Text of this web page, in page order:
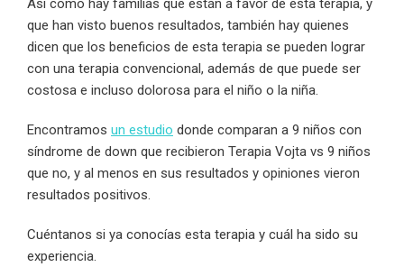
que han visto buenos resultados, también hay quienes
dicen que los beneficios de esta terapia se pueden lograr
con una terapia convencional, además de que puede ser
costosa e incluso dolorosa para el niño o la niña.
Encontramos un estudio donde comparan a 9 niños con
síndrome de down que recibieron Terapia Vojta vs 9 niños
que no, y al menos en sus resultados y opiniones vieron
resultados positivos.
Cuéntanos si ya conocías esta terapia y cuál ha sido su
experiencia.